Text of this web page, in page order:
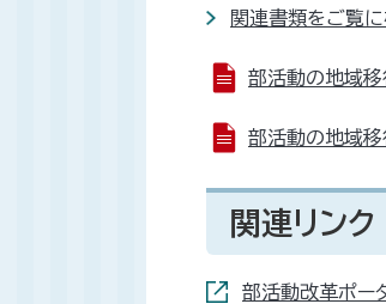
関連書類をご覧
部活動の地域
部活動の地域
関連リンク
部活動改革ポータ